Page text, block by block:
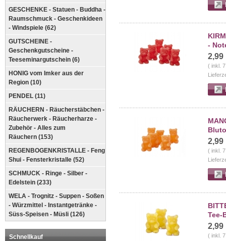
GESCHENKE - Statuen - Buddha -
Raumschmuck - Geschenkideen
- Windspiele (62)
GUTSCHEINE -
Geschenkgutscheine -
Teeseminargutschein (6)
HONIG vom Imker aus der
Region (10)
PENDEL (11)
RÄUCHERN - Räucherstäbchen -
Räucherwerk - Räucherharze -
Zubehör - Alles zum
Räuchern (153)
REGENBOGENKRISTALLE - Feng
Shui - Fensterkristalle (52)
SCHMUCK - Ringe - Silber -
Edelstein (233)
WELA - Trognitz - Suppen - Soßen
- Würzmittel - Instantgetränke -
Süss-Speisen - Müsli (126)
Schnellkauf
-
2,99
( inkl.
2,99
( inkl.
Tee-
2,99
( inkl.